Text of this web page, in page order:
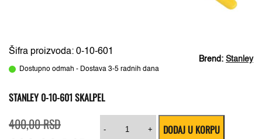
Brend: Stanley
Šifra proizvoda: 0-10-601
Dostupno odmah - Dostava 3-5 radnih dana
STANLEY 0-10-601 SKALPEL
400,00RSDcena
cena
- + DODAJ U KORPU